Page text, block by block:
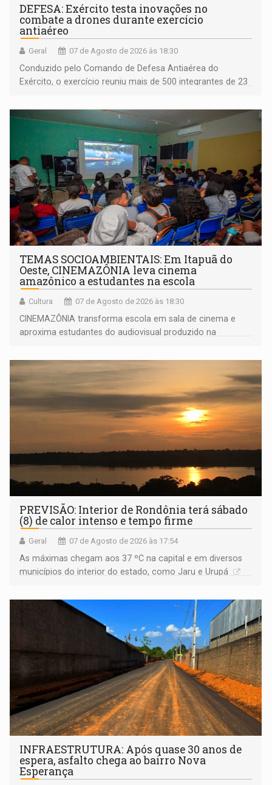
DEFESA: Exército testa inovações no
combate a drones durante exercício
antiaéreo
Geral 07 de Agosto de 2026 às 18:30
Conduzido pelo Comando de Defesa Antiaérea do
Exército, o exercício reuniu mais de 500 integrantes de 23
TEMAS SOCIOAMBIENTAIS: Em Itapuã do
Oeste, CINEMAZÔNIA leva cinema
amazônico a estudantes na escola
Cultura 07 de Agosto de 2026 às 18:30
CINEMAZÔNIA transforma escola em sala de cinema e
aproxima estudantes do audiovisual produzido na
PREVISÃO: Interior de Rondônia terá sábado
(8) de calor intenso e tempo firme
Geral 07 de Agosto de 2026 às 17:54
As máximas chegam aos 37 ºC na capital e em diversos
municípios do interior do estado, como Jaru e Urupá
INFRAESTRUTURA: Após quase 30 anos de
espera, asfalto chega ao bairro Nova
Esperança